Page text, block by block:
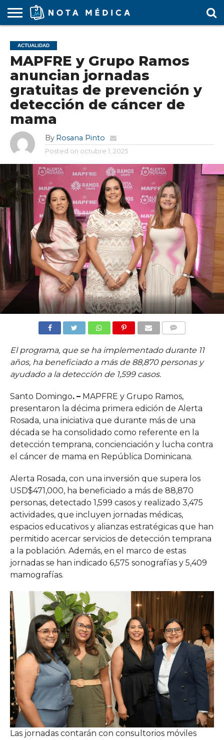
MÉDICA
ARS
ARTÍCULO
ACTUALIDAD
COLEGIO
MÉDICO
COVID-
19
EDUCACIÓN
MÉDICA
ESTUDIANTES
FARMACÉUTICAS
GUBERNAMENTAL
HOSPITALES
Y CLÍNICAS
MARKETING
MÉDICO
RESIDENTES
SALUD
LABORAL
SOCIEDADES
MÉDICAS
TURISMO
MÉDICO
VÍDEOS
ACTUALIDAD
MAPFRE y Grupo Ramos
anuncian jornadas
gratuitas de prevención y
detección de cáncer de
mama
By Rosana Pinto
Posted on octubre 1, 2025
El programa, que se ha implementado durante 11
años, ha beneficiado a más de 88,870 personas y
ayudado a la detección de 1,599 casos.
Santo Domingo. –MAPFRE y Grupo Ramos,
presentaron la décima primera edición de Alerta
Rosada, una iniciativa que durante más de una
década se ha consolidado como referente en la
detección temprana, concienciación y lucha contra
el cáncer de mama en República Dominicana.
Alerta Rosada, con una inversión que supera los
USD$471,000, ha beneficiado a más de 88,870
personas, detectado 1,599 casos y realizado 3,475
actividades, que incluyen jornadas médicas,
espacios educativos y alianzas estratégicas que han
permitido acercar servicios de detección temprana
a la población. Además, en el marco de estas
jornadas se han indicado 6,575 sonografías y 5,409
mamografías.
Las jornadas contarán con consultorios móviles